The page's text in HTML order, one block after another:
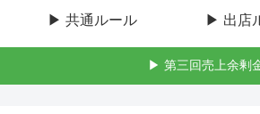
▶︎ 共通ルール ▶︎ 出店
▶︎ 第三回売上余剰